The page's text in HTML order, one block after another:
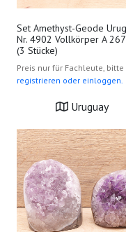
Set Amethyst-Geode
Nr. 4902 Vollkörper A
(3 Stücke)
Preis nur für Fachleute, bitte
registrieren oder einloggen.
Uruguay